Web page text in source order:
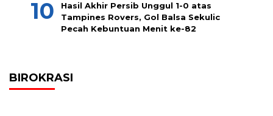
Hasil Akhir Persib Unggul 1-0 atas
Tampines Rovers, Gol Balsa Sekulic
Pecah Kebuntuan Menit ke-82
BIROKRASI